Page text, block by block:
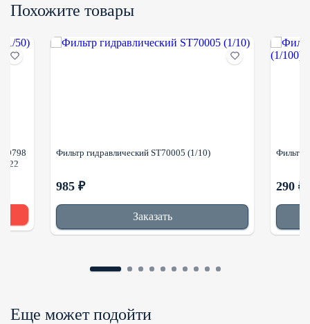
Похожите товары
Фильтр гидравлический ST70005 (1/10)
985 ₽
Заказать
Фильтр
290 ₽
Еще может подойти